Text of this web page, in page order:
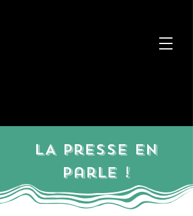
LA presse en
parle !